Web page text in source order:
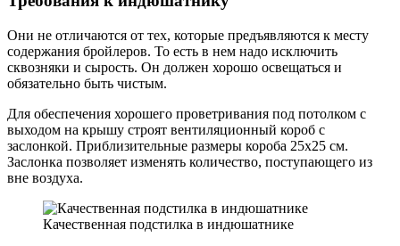
Они не отличаются от тех, которые предъявляются к месту
содержания бройлеров. То есть в нем надо исключить
сквозняки и сырость. Он должен хорошо освещаться и
обязательно быть чистым.
Для обеспечения хорошего проветривания под потолком с
выходом на крышу строят вентиляционный короб с
заслонкой. Приблизительные размеры короба 25х25 см.
Заслонка позволяет изменять количество, поступающего из
вне воздуха.
Качественная подстилка в индюшатнике